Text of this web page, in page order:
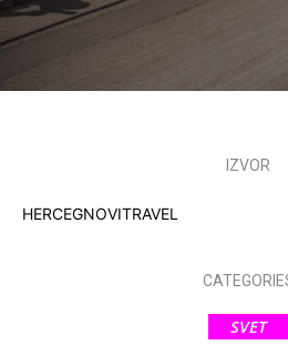
IZVOR
HERCEGNOVITRAVEL
SVET